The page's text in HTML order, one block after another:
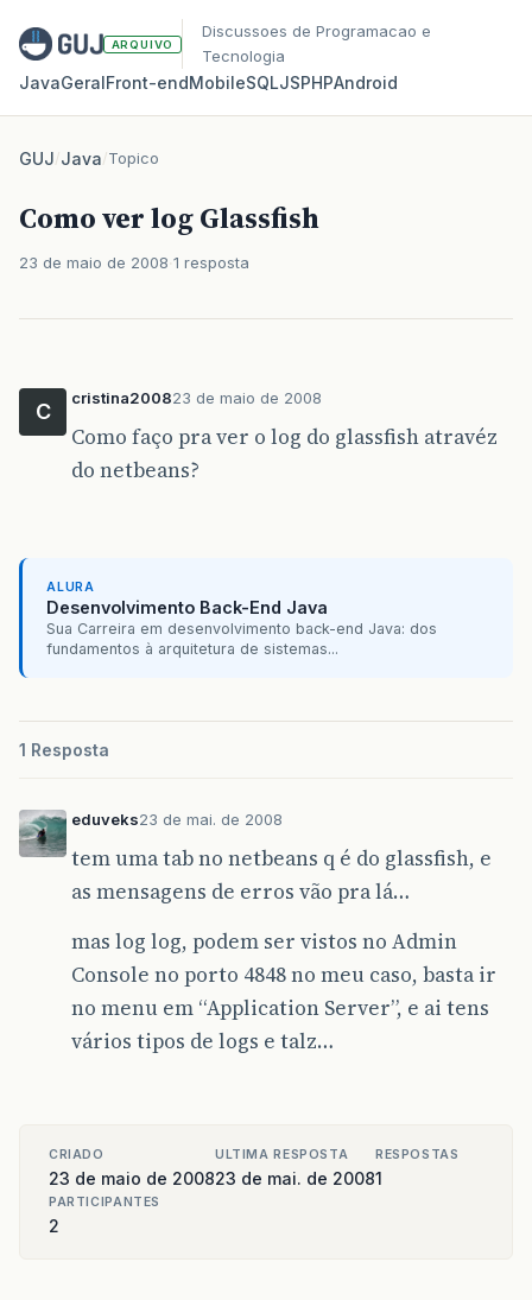
ARQUIVO
Discussoes de Programacao e
Tecnologia
JavaGeralFront‑endMobileSQLJSPHPAndroid
GUJ/Java/Topico
Como ver log Glassfish
23 de maio de 2008 1 resposta
C
cristina200823 de maio de 2008
Como faço pra ver o log do glassfish atravéz
do netbeans?
ALURA
Desenvolvimento Back-End Java
Sua Carreira em desenvolvimento back-end Java: dos
fundamentos à arquitetura de sistemas...
1 Resposta
eduveks23 de mai. de 2008
tem uma tab no netbeans q é do glassfish, e
as mensagens de erros vão pra lá…
mas log log, podem ser vistos no Admin
Console no porto 4848 no meu caso, basta ir
no menu em “Application Server”, e ai tens
vários tipos de logs e talz…
CRIADO
23 de maio de 2008
ULTIMA RESPOSTA
23 de mai. de 2008
RESPOSTAS
1
PARTICIPANTES
2